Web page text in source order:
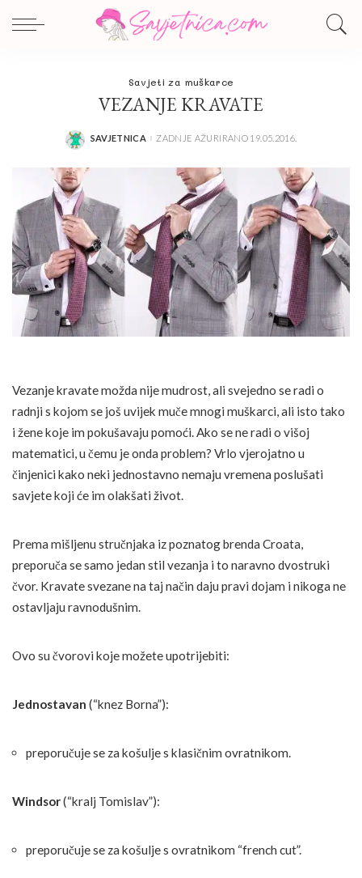
Savjeti za muškarce
VEZANJE KRAVATE
POSTED
SAVJETNICA ZADNJE AŽURIRANO 19.05.2016.
Vezanje kravate možda nije mudrost, ali svejedno se radi o
radnji s kojom se još uvijek muče mnogi muškarci, ali isto tako
i žene koje im pokušavaju pomoći. Ako se ne radi o višoj
matematici, u čemu je onda problem? Vrlo vjerojatno u
činjenici kako neki jednostavno nemaju vremena poslušati
savjete koji će im olakšati život.
Prema mišljenu stručnjaka iz poznatog brenda Croata,
preporuča se samo jedan stil vezanja i to naravno dvostruki
čvor. Kravate svezane na taj način daju pravi dojam i nikoga ne
ostavljaju ravnodušnim.
Ovo su čvorovi koje možete upotrijebiti:
Jednostavan (“knez Borna”):
preporučuje se za košulje s klasičnim ovratnikom.
Windsor(“kralj Tomislav”):
preporučuje se za košulje s ovratnikom “french cut”.